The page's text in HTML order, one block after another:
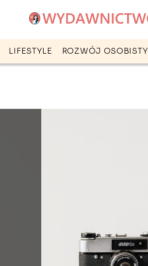
LIFESTYLE ROZWÓJ OSOBISTY